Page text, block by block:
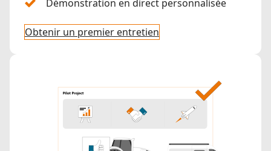
Démonstration en direct personnalisée
Obtenir un premier entretien